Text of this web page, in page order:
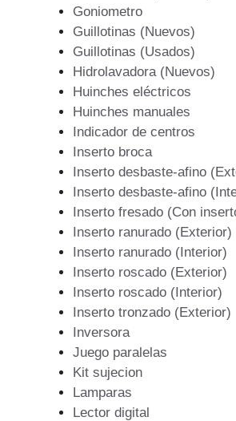
Goniometro
Guillotinas (Nuevos)
Guillotinas (Usados)
Hidrolavadora (Nuevos)
Huinches eléctricos
Huinches manuales
Indicador de centros
Inserto broca
Inserto desbaste-afino
Inserto desbaste-afino
Inserto fresado (Con
Inserto ranurado (Exterior)
Inserto ranurado (Interior)
Inserto roscado (Exterior)
Inserto roscado (Interior)
Inserto tronzado (Exterior)
Inversora
Juego paralelas
Kit sujecion
Lamparas
Lector digital